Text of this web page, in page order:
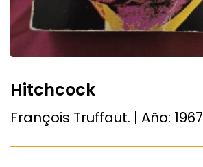
Hitchcock
François Truffaut. | Año: 1967